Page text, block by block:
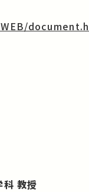
科 教授